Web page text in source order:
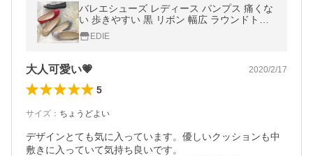
バレエシューズ レディース パンプス 痛くな
い 歩きやすい 黒 リボン 幅広 ラウンドトゥ
通勤 外反母趾 フラット ぺたんこ 大きいサイ
ズ AmiAmi アミアミ
EDIE
大人可愛い💗 2020/2/17
5
サイズ ： ちょうどよい
デザインとても気に入っています。優しいクッションも中
敷きに入っていて気持ち良いです。